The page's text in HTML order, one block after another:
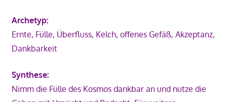
Archetyp:
Ernte, Fülle, Überfluss, Kelch, offenes Gefäß, Akzeptanz,
Dankbarkeit
Synthese:
Nimm die Fülle des Kosmos dankbar an und nutze die